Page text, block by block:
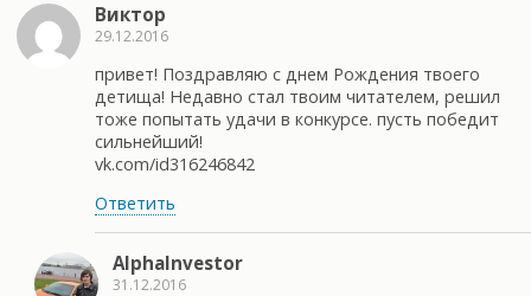
Виктор
29.12.2016
привет! Поздравляю с днем Рождения твоего
детища! Недавно стал твоим читателем, решил
тоже попытать удачи в конкурсе. пусть победит
сильнейший!
vk.com/id316246842
Ответить
AlphaInvestor
31.12.2016